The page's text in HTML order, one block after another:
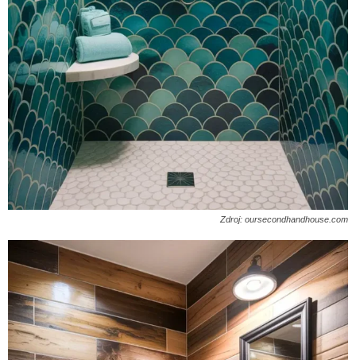
Zdroj: oursecondhandhouse.com